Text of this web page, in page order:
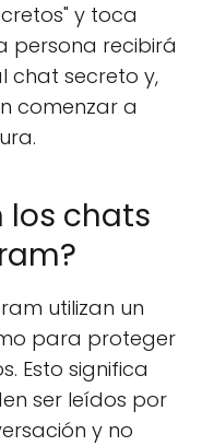
y toca
persona recibirá
chat secreto y,
comenzar a
los chats
utilizan un
para proteger
Esto significa
ser leídos por
y no